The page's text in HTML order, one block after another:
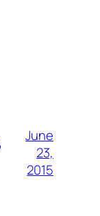
June
23,
2015